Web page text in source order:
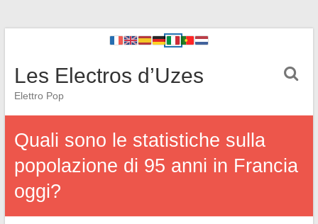
Les Electros d’Uzes
Elettro Pop
Quali sono le statistiche sulla
popolazione di 95 anni in Francia
oggi?